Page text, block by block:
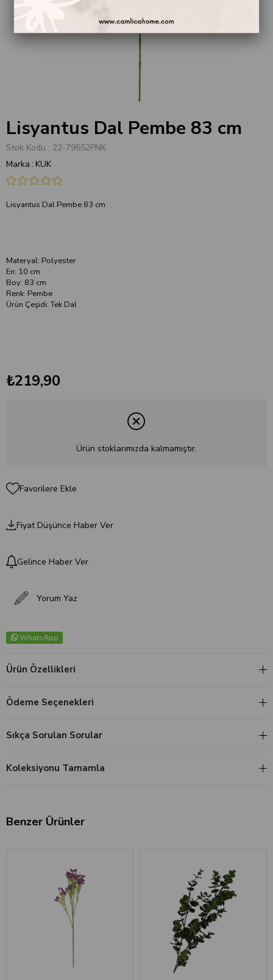
Lisyantus Dal Pembe 83 cm
Stok Kodu
22-79552PNK
Marka : KUK
Lisyantus Dal Pembe 83 cm
Materyal: Polyester
En: 10 cm
Boy: 83 cm
Renk: Pembe
Ürün Çeşidi: Tek Dal
₺219,90
Ürün stoklarımızda kalmamıştır.
Favorilere Ekle
Fiyat Düşünce Haber Ver
Gelince Haber Ver
Yorum Yaz
WhatsApp
Ürün Özellikleri
Ödeme Seçenekleri
Sıkça Sorulan Sorular
Koleksiyonu Tamamla
Benzer Ürünler